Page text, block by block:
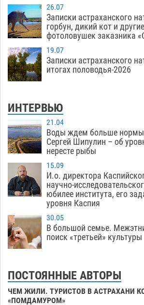
26.07
Записки астраханского
горбун, дикий кот и
фотоловушек заказника
19.07
Записки астраханского
итогах половодья-2026
ИНТЕРВЬЮ
21.04
Воды ждем больше
Сергей Шипулин – об
нересте рыбы
15.09
И.о. директора
научно-
юбилее института, его
уровня Каспия
30.05
В большой семье.
поиск «третьей» культуры
ПОСТОЯННЫЕ АВТОРЫ
ЧЕМ ЖИЛИ. ТУРИСТОВ В АСТРАХАНИ
«ПОМДАМУРОМ»